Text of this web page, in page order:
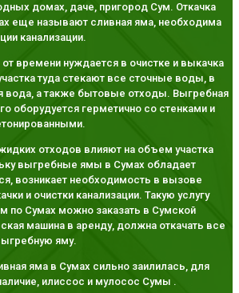
домах, даче, пригород Сум. Откачка
еще называют сливная яма, необходима
канализации.
времени нуждается в очистке и выкачка
туда стекают все сточные воды, в
вода, а также бытовые отходы. Выгребная
оборудуется герметично со стенками и
отходов влияют на объем участка
выгребные ямы в Сумах обладает
возникает необходимость в вызове
и очистки канализации. Такую услугу
по Сумах можно заказать в Сумской
машина в аренду, должна откачать все
яму.
яма в Сумах сильно заилилась, для
илиссос и мулосос Сумы .